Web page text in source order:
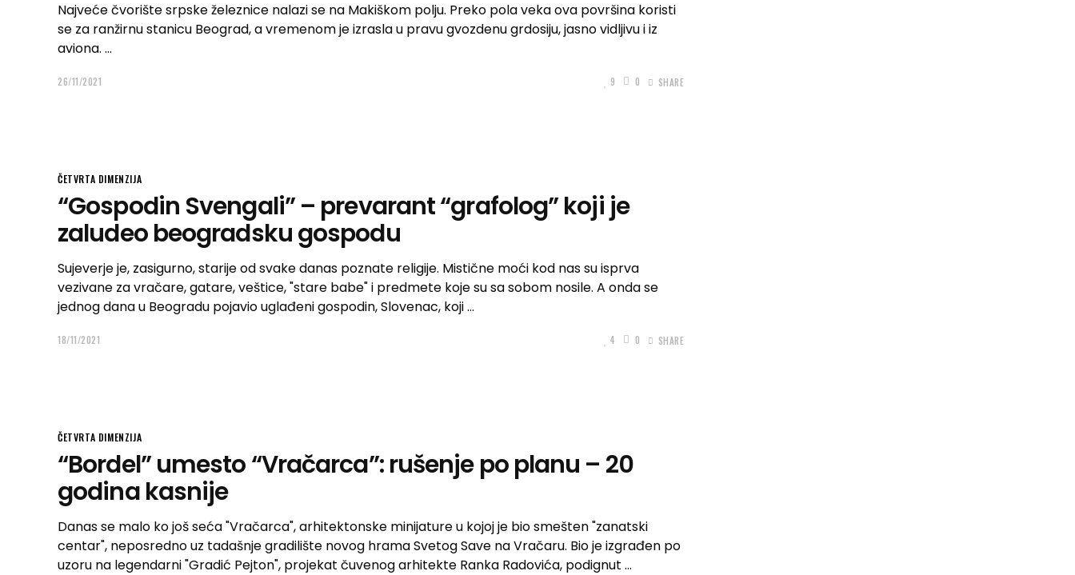
Najveće čvorište srpske železnice nalazi se na Makiškom polju. Preko pola veka ova površina koristi
se za ranžirnu stanicu Beograd, a vremenom je izrasla u pravu gvozdenu grdosiju, jasno vidljivu i iz
aviona.
26/11/2021 9 0 SHARE
ČETVRTA DIMENZIJA
“Gospodin Svengali” – prevarant “grafolog” koji je
zaludeo beogradsku gospodu
Sujeverje je, zasigurno, starije od svake danas poznate religije. Mistične moći kod nas su isprva
vezivane za vračare, gatare, veštice, "stare babe" i predmete koje su sa sobom nosile. A onda se
jednog dana u Beogradu pojavio uglađeni gospodin, Slovenac, koji
18/11/2021 4 0 SHARE
ČETVRTA DIMENZIJA
“Bordel” umesto “Vračarca”: rušenje po planu – 20
godina kasnije
Danas se malo ko još seća "Vračarca", arhitektonske minijature u kojoj je bio smešten "zanatski
centar", neposredno uz tadašnje gradilište novog hrama Svetog Save na Vračaru. Bio je izgrađen po
uzoru na legendarni "Gradić Pejton", projekat čuvenog arhitekte Ranka Radovića, podignut